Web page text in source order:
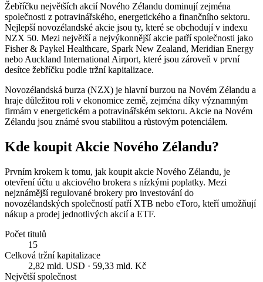
Žebříčku největších akcií Nového Zélandu dominují zejména
společnosti z potravinářského, energetického a finančního sektoru.
Nejlepší novozélandské akcie jsou ty, které se obchodují v indexu
NZX 50. Mezi největší a nejvýkonnější akcie patří společnosti jako
Fisher & Paykel Healthcare, Spark New Zealand, Meridian Energy
nebo Auckland International Airport, které jsou zároveň v první
desítce žebříčku podle tržní kapitalizace.
Novozélandská burza (NZX) je hlavní burzou na Novém Zélandu a
hraje důležitou roli v ekonomice země, zejména díky významným
firmám v energetickém a potravinářském sektoru. Akcie na Novém
Zélandu jsou známé svou stabilitou a růstovým potenciálem.
Kde koupit Akcie Nového Zélandu?
Prvním krokem k tomu, jak koupit akcie Nového Zélandu, je
otevření účtu u akciového brokera s nízkými poplatky. Mezi
nejznámější regulované brokery pro investování do
novozélandských společností patří XTB nebo eToro, kteří umožňují
nákup a prodej jednotlivých akcií a ETF.
Počet titulů
15
Celková tržní kapitalizace
2,82 mld. USD · 59,33 mld. Kč
Největší společnost